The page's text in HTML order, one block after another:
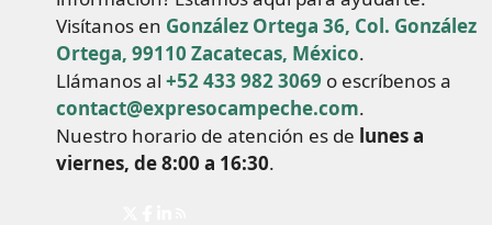
Visítanos en González Ortega 36, Col. González
Ortega, 99110 Zacatecas, México.
Llámanos al +52 433 982 3069 o escríbenos a
contact@expresocampeche.com.
Nuestro horario de atención es de lunes a
viernes, de 8:00 a 16:30.